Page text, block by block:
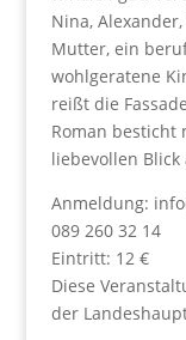
Nina,
Mutter, ein
wohlgeratene
reißt die
Roman besticht
liebevollen Blick
Anmeldung:
089 260 32 14
Eintritt: 12 €
Diese
der